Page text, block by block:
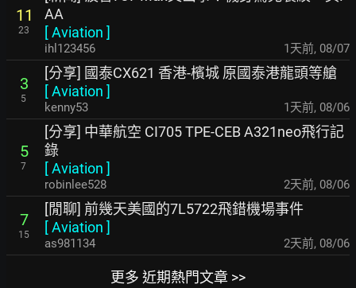
11
23
AA
[Aviation ]
ihl123456 1天前, 08/07
3
5
[分享] 國泰CX621 香港-檳城 原國泰港龍頭等艙
[Aviation ]
kenny53 1天前, 08/06
5
7
[分享] 中華航空 CI705 TPE-CEB A321neo飛行記
錄
[Aviation ]
robinlee528 2天前, 08/06
7
15
[閒聊] 前幾天美國的7L5722飛錯機場事件
[Aviation ]
as981134 2天前, 08/06
更多 近期熱門文章 >>